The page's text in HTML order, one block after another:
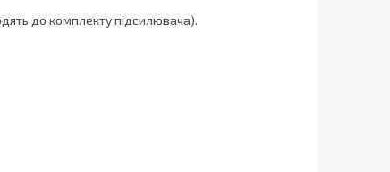
до комплекту підсилювача).